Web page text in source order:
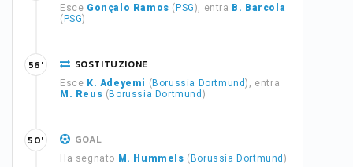
Esce Gonçalo Ramos ( PSG), entra B. Barcola
( PSG)
SOSTITUZIONE
Esce K. Adeyemi ( Borussia Dortmund), entra
M. Reus ( Borussia Dortmund )
56'
GOAL
Ha segnato M. Hummels ( Borussia Dortmund)
50'